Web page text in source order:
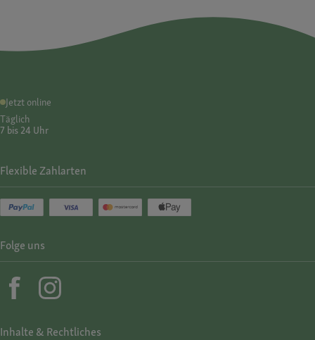
Jetzt online
Täglich
7 bis 24 Uhr
Inhalte & Rechtliches
Flexible Zahlarten
Folge uns